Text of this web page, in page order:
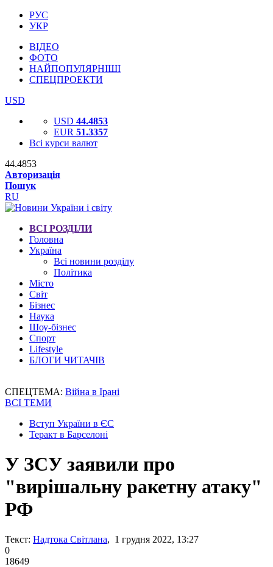
РУС
УКР
ВІДЕО
ФОТО
НАЙПОПУЛЯРНІШІ
СПЕЦПРОЕКТИ
USD
USD 44.4853
EUR 51.3357
Всі курси валют
44.4853
Авторизація
Пошук
RU
ВСІ РОЗДІЛИ
Головна
Україна
Всі новини розділу
Політика
Місто
Світ
Бізнес
Наука
Шоу-бізнес
Спорт
Lifestyle
БЛОГИ ЧИТАЧІВ
СПЕЦТЕМА: Війна в Ірані
ВСІ ТЕМИ
Вступ України в ЄС
Теракт в Барселоні
У ЗСУ заявили про
"вирішальну ракетну атаку"
РФ
Текст: Надтока Світлана, 1 грудня 2022, 13:27
0
18649